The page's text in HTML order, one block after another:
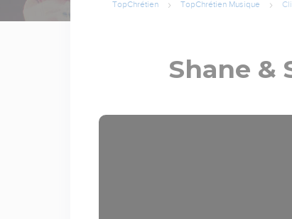
TopChrétien TopChrétien Musique
Shane &